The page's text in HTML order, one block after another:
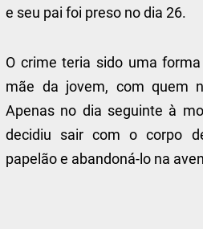
e seu pai foi preso no dia 26.
O crime teria sido uma
mãe da jovem, com quem
Apenas no dia seguinte à
decidiu sair com o corpo
papelão e abandoná-lo na